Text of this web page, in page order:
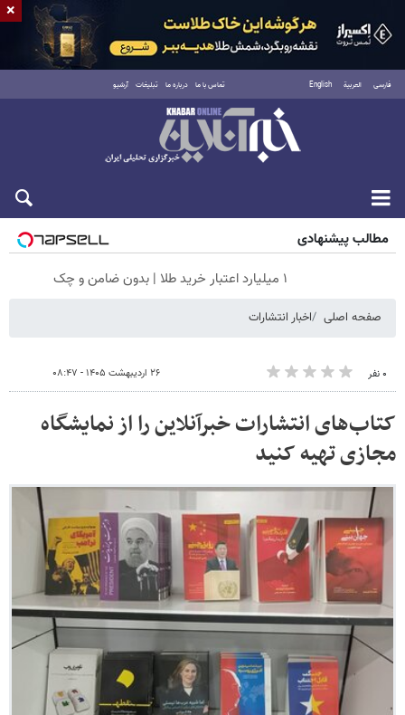
فارسی العربية English تماس با ما درباره ما تبلیغات آرشیو
جمعه ۱۶ مرداد ۱۴۰۵
مطالب پیشنهادی
۱ میلیارد اعتبار خرید طلا | بدون ضامن و چک
صفحه اصلی اخبار انتشارات
۰ نفر ۲۶ اردیبهشت ۱۴۰۵ - ۰۸:۴۷
کتاب‌های انتشارات خبرآنلاین را از نمایشگاه
مجازی تهیه کنید
×